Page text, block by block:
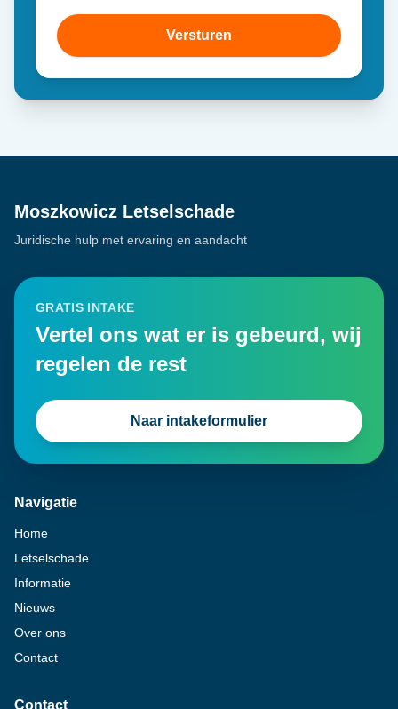
Versturen
Moszkowicz Letselschade
Juridische hulp met ervaring en aandacht
GRATIS INTAKE
Vertel ons wat er is gebeurd, wij
regelen de rest
Naar intakeformulier
Navigatie
Home
Letselschade
Informatie
Nieuws
Over ons
Contact
Contact